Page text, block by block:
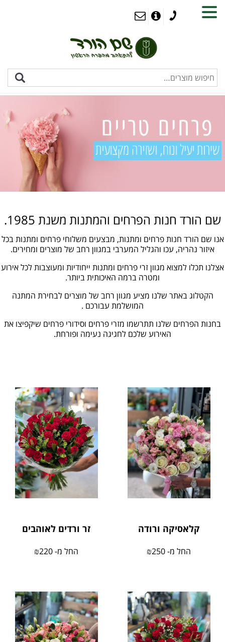
שם הורד חנות הפרחים והמתנות משנת 1985.
אנו שם הורד חנות פרחים ומתנות, מבצעים משלוחי פרחים ומתנות בכל
איזור נהריה, עכו והגליל המערבי במגוון רחב של מוצרים ומחירים.
אצלנו תכלו למצוא מגוון זרי פרחים ומתנות ייחודיות ומעוצבות לכל אירוע
ומטרה ברמה האיכותית ביותר.
הקטלוג באתר שלנו מציע מגוון רחב של מוצרים לבחירת המתנה
המושלמת עבורכם .
בחנות הפרחים שלנו תתרשמו מזרי פרחים וסידורי פרחים שיקפיצו את
האירוע שלכם לחגיגה נעימה ופורחת.
קלאסיקה ורודה
החל מ- ₪250
זר ורדים לאוהבים
החל מ- ₪220